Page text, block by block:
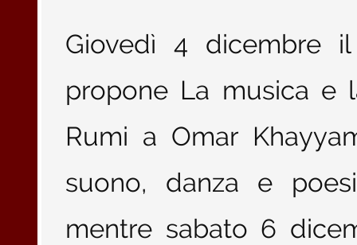
Giovedì 4 dicembre il
propone La musica e
Rumi a Omar
suono, danza e
mentre sabato 6